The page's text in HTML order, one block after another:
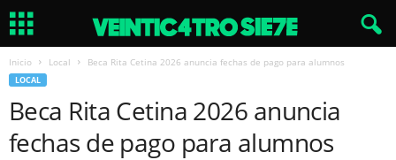
Inicio Local Beca Rita Cetina 2026 anuncia fechas de pago para alumnos
LOCAL
Beca Rita Cetina 2026 anuncia
fechas de pago para alumnos